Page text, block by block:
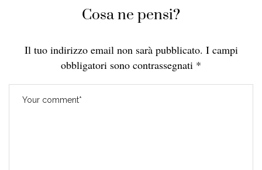
Cosa ne pensi?
Il tuo indirizzo email non sarà pubblicato. I campi
obbligatori sono contrassegnati *